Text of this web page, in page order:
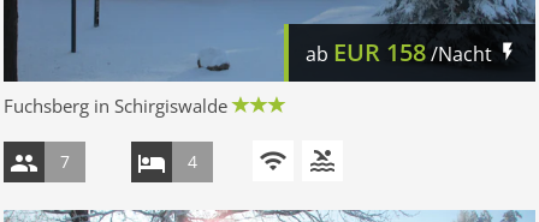
ab EUR 158/Nacht
Fuchsberg in Schirgiswalde
7 4